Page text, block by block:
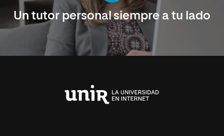
Un tutor personal siempre a tu lado